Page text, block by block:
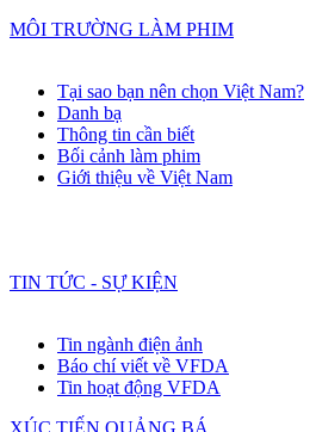
MÔI TRƯỜNG LÀM PHIM
Tại sao bạn nên chọn Việt Nam?
Danh bạ
Thông tin cần biết
Bối cảnh làm phim
Giới thiệu về Việt Nam
TIN TỨC - SỰ KIỆN
Tin ngành điện ảnh
Báo chí viết về VFDA
Tin hoạt động VFDA
XÚC TIẾN QUẢNG BÁ